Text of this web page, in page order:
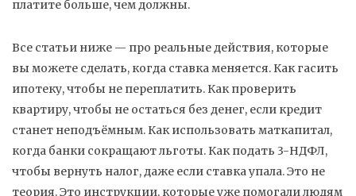
платите больше, чем должны.
Все статьи ниже — про реальные действия, которые
вы можете сделать, когда ставка меняется. Как гасить
ипотеку, чтобы не переплатить. Как проверить
квартиру, чтобы не остаться без денег, если кредит
станет неподъёмным. Как использовать маткапитал,
когда банки сокращают льготы. Как подать 3-НДФЛ,
чтобы вернуть налог, даже если ставка упала. Это не
теория. Это инструкции, которые уже помогали людям